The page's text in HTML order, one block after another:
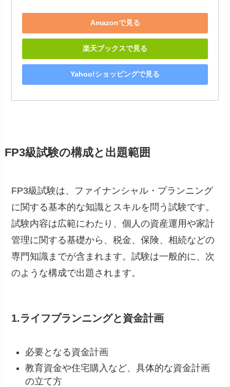
Amazonで見る
楽天ブックスで見る
Yahoo!ショッピングで見る
FP3級試験の構成と出題範囲
FP3級試験は、ファイナンシャル・プランニング
に関する基本的な知識とスキルを問う試験です。
試験内容は広範にわたり、個人の資産運用や家計
管理に関する基礎から、税金、保険、相続などの
専門知識までが含まれます。試験は一般的に、次
のような構成で出題されます。
1.ライフプランニングと資金計画
必要となる資金計画
教育資金や住宅購入など、具体的な資金計画
の立て方